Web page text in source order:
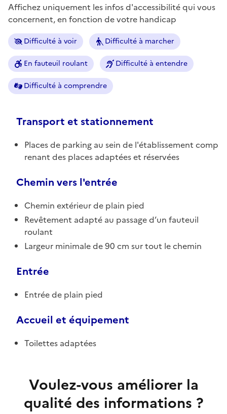
Affichez uniquement les infos d'accessibilité qui vous
concernent, en fonction de votre handicap
Difficulté à voir Difficulté à marcher
En fauteuil roulant Difficulté à entendre
Difficulté à comprendre
Transport et stationnement
Places de parking au sein de l'établissement comp
renant des places adaptées et réservées
Chemin vers l'entrée
Chemin extérieur de plain pied
Revêtement adapté au passage d’un fauteuil
roulant
Largeur minimale de 90 cm sur tout le chemin
Entrée
Entrée de plain pied
Accueil et équipement
Toilettes adaptées
Voulez-vous améliorer la
qualité des informations ?